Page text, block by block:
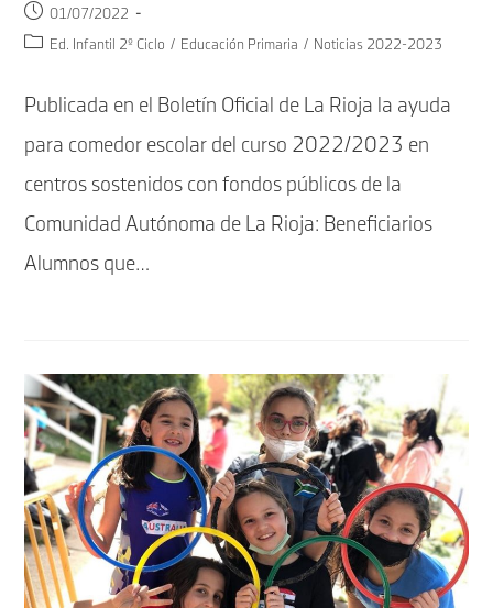
Publicación
de
01/07/2022
Categoría
entrada:
Ed. Infantil 2º Ciclo / Educación Primaria / Noticias 2022-2023
Publicada en el Boletín Oficial de La Rioja la ayuda
para comedor escolar del curso 2022/2023 en
centros sostenidos con fondos públicos de la
Comunidad Autónoma de La Rioja: Beneficiarios
Alumnos que…